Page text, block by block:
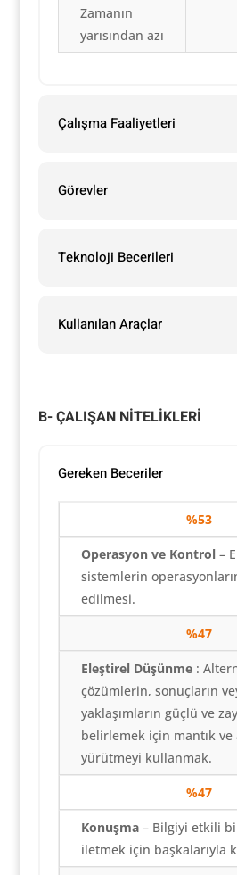
Zamanın
yarısından azı
Çalışma Faaliyetleri
Görevler
Teknoloji Becerileri
Kullanılan Araçlar
B- ÇALIŞAN NİTELİKLERİ
Gereken Beceriler
%53
Operasyon ve Kontrol–
sistemlerin
edilmesi.
%47
Eleştirel Düşünme:
çözümlerin, sonuçların
yaklaşımların güçlü ve
belirlemek için mantık ve
yürütmeyi kullanmak.
%47
Konuşma– Bilgiyi etkili
iletmek için başkalarıyla